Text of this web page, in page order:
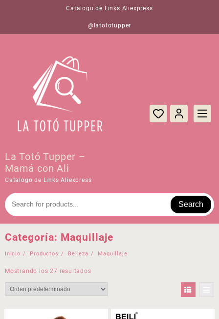
Catalogo de Links Aliexpress
@latototupper
La Totó Tupper –
Mamá con Ali
Catalogo de Links Aliexpress
Search
Categoría: Maquillaje
Inicio Productos Belleza Maquillaje
Mostrando los 27 resultados